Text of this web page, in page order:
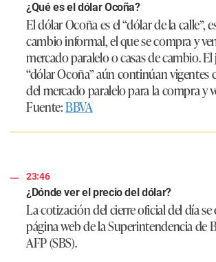
¿Qué es el dólar Ocoña?
El dólar Ocoña es el “dólar de la calle”,
cambio informal, el que se compra y
mercado paralelo o casas de cambio.
“dólar Ocoña” aún continúan vigentes
del mercado paralelo para la compra y
Fuente:BBVA
23:46
¿Dónde ver el precio del dólar?
La cotización del cierre oficial del día
página web de la Superintendencia de
AFP (SBS).